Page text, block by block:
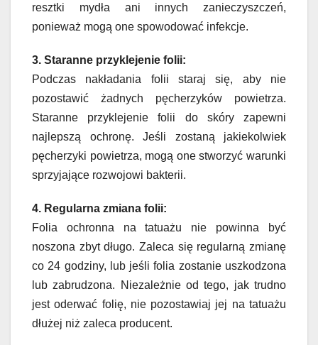
resztki mydła ani innych zanieczyszczeń,
ponieważ mogą one spowodować infekcje.
3. Staranne przyklejenie folii:
Podczas nakładania folii staraj się, aby nie
pozostawić żadnych pęcherzyków powietrza.
Staranne przyklejenie folii do skóry zapewni
najlepszą ochronę. Jeśli zostaną jakiekolwiek
pęcherzyki powietrza, mogą one stworzyć warunki
sprzyjające rozwojowi bakterii.
4. Regularna zmiana folii:
Folia ochronna na tatuażu nie powinna być
noszona zbyt długo. Zaleca się regularną zmianę
co 24 godziny, lub jeśli folia zostanie uszkodzona
lub zabrudzona. Niezależnie od tego, jak trudno
jest oderwać folię, nie pozostawiaj jej na tatuażu
dłużej niż zaleca producent.